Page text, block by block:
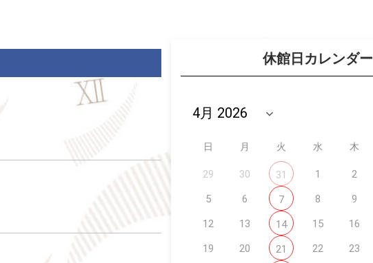
休館日カレンダー
日 月 火 水 木
29 30 31 1 2
5
6 7 8 9
12
13 14 15 16
19
20 21 22 23